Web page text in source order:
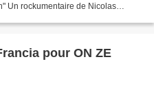
Un rockumentaire de Nicolas
pour ON ZE